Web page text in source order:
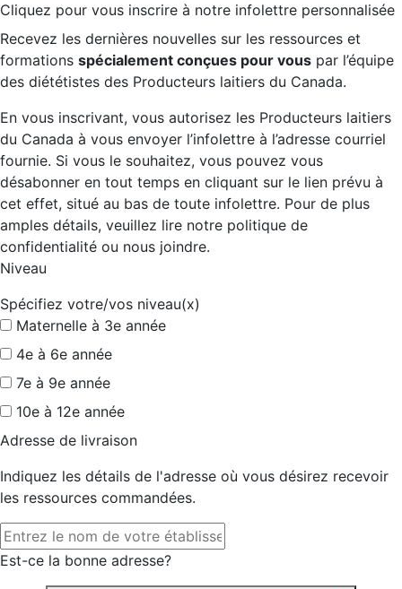
Cliquez pour vous inscrire à notre infolettre personnalisée
Recevez les dernières nouvelles sur les ressources et
formations spécialement conçues pour vous par l’équipe
des diététistes des Producteurs laitiers du Canada.
En vous inscrivant, vous autorisez les Producteurs laitiers
du Canada à vous envoyer l’infolettre à l’adresse courriel
fournie. Si vous le souhaitez, vous pouvez vous
désabonner en tout temps en cliquant sur le lien prévu à
cet effet, situé au bas de toute infolettre. Pour de plus
amples détails, veuillez lire notre politique de
confidentialité ou nous joindre.
Niveau
Spécifiez votre/vos niveau(x)
Maternelle à 3e année
4e à 6e année
7e à 9e année
10e à 12e année
Adresse de livraison
Indiquez les détails de l'adresse où vous désirez recevoir
les ressources commandées.
Est-ce la bonne adresse?